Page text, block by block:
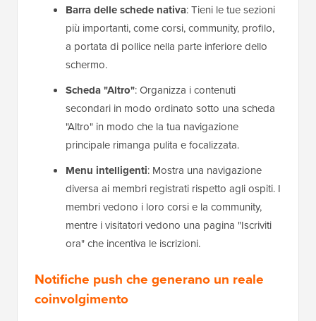
Barra delle schede nativa: Tieni le tue sezioni
più importanti, come corsi, community, profilo,
a portata di pollice nella parte inferiore dello
schermo.
Scheda "Altro": Organizza i contenuti
secondari in modo ordinato sotto una scheda
"Altro" in modo che la tua navigazione
principale rimanga pulita e focalizzata.
Menu intelligenti: Mostra una navigazione
diversa ai membri registrati rispetto agli ospiti. I
membri vedono i loro corsi e la community,
mentre i visitatori vedono una pagina "Iscriviti
ora" che incentiva le iscrizioni.
Notifiche push che generano un reale
coinvolgimento